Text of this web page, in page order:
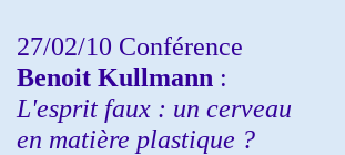
27/02/10 Conférence
Benoit Kullmann :
L'esprit faux : un cerveau
en matière plastique ?